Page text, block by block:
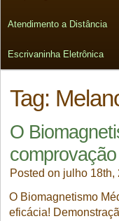
Atendimento a Distância
Escrivaninha Eletrônica
Tag:
O
Posted on julho 18th,
O Biomagnetismo
eficácia!